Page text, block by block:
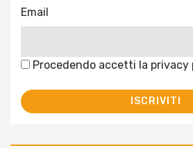
Email
Procedendo accetti la privacy